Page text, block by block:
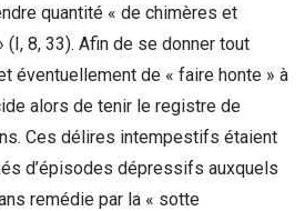
quantité « de chimères et
8, 33). Afin de se donner tout
éventuellement de « faire honte » à
alors de tenir le registre de
Ces délires intempestifs étaient
d’épisodes dépressifs auxquels
remédie par la « sotte